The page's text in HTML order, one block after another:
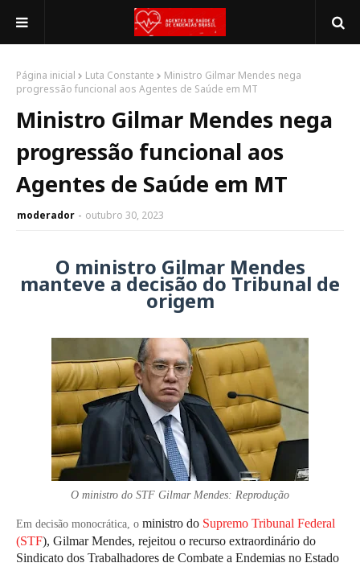
Página inicial Luta Constante
Ministro Gilmar Mendes nega
progressão funcional aos Agentes de Saúde em MT
Ministro Gilmar Mendes nega
progressão funcional aos
Agentes de Saúde em MT
moderador outubro 30, 2023
O ministro Gilmar Mendes
manteve a decisão do Tribunal de
origem
O ministro do STF Gilmar Mendes: Reprodução
Em decisão monocrática, o ministro do Supremo Tribunal Federal
(STF), Gilmar Mendes, rejeitou o recurso extraordinário do
Sindicato dos Trabalhadores de Combate a Endemias no Estado